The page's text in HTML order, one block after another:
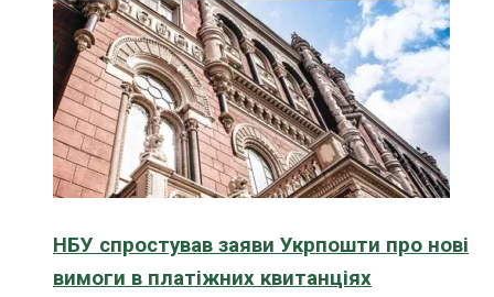
НБУ спростував заяви Укрпошти про нові
вимоги в платіжних квитанціях